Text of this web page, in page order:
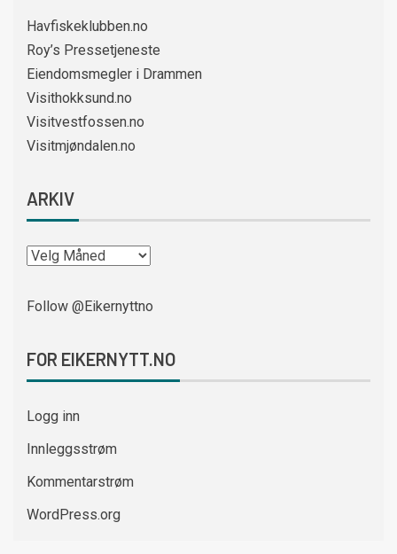
Havfiskeklubben.no
Roy’s Pressetjeneste
Eiendomsmegler i Drammen
Visithokksund.no
Visitvestfossen.no
Visitmjøndalen.no
ARKIV
Follow @Eikernyttno
FOR EIKERNYTT.NO
Logg inn
Innleggsstrøm
Kommentarstrøm
WordPress.org